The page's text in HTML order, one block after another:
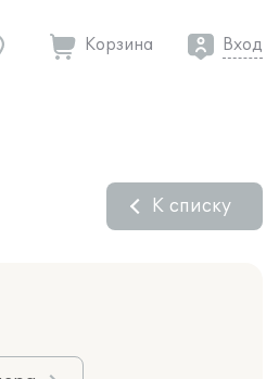
Корзина Вход
К списку